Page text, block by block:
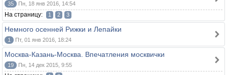
35 Пн, 18 янв 2016, 14:54
На страницу: 1 2 3
Немного осенней Рижки и Лепайки
1 Пт, 01 янв 2016, 18:24
Москва-Казань-Москва. Впечатления москвички
19 Пн, 14 дек 2015, 9:55